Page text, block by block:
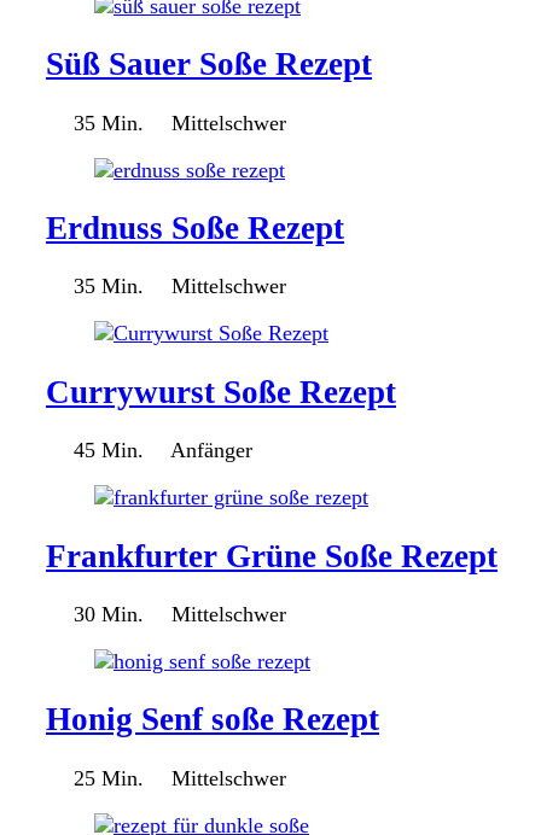
Süß Sauer Soße Rezept
35 Min. Mittelschwer
Erdnuss Soße Rezept
35 Min. Mittelschwer
Currywurst Soße Rezept
45 Min. Anfänger
Frankfurter Grüne Soße Rezept
30 Min. Mittelschwer
Honig Senf soße Rezept​
25 Min. Mittelschwer